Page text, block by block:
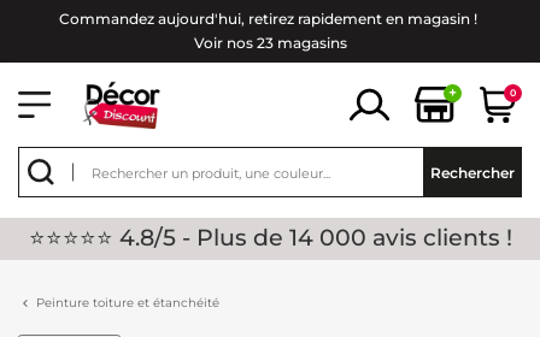
Commandez aujourd'hui, retirez rapidement en magasin !
Voir nos 23 magasins
+ 0
Rechercher
⭐⭐⭐⭐⭐ 4.8/5 - Plus de 14 000 avis clients !
Peinture toiture et étanchéité